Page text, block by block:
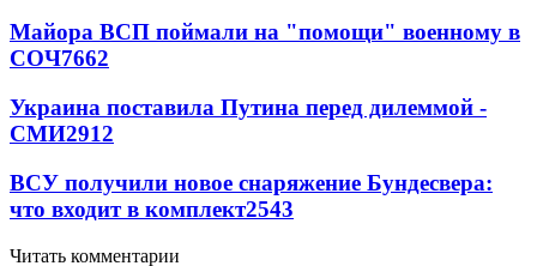
Майора ВСП поймали на "помощи" военному в
СОЧ7662
Украина поставила Путина перед дилеммой -
СМИ2912
ВСУ получили новое снаряжение Бундесвера:
что входит в комплект2543
Читать комментарии